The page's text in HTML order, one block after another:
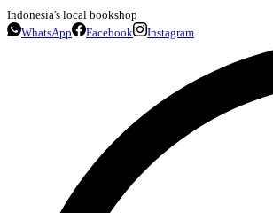
Indonesia's local bookshop
WhatsApp
Facebook Instagram